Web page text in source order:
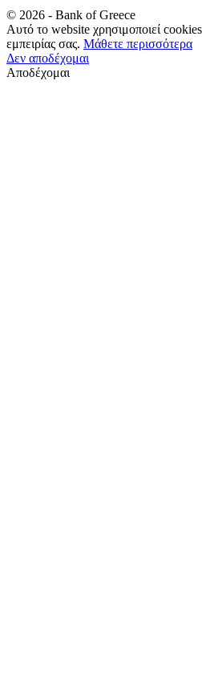
© 2026 - Bank of Greece
Αυτό το website χρησιμοποιεί
εμπειρίας σας. Μάθετε περισσότερα
Δεν αποδέχομαι
Αποδέχομαι